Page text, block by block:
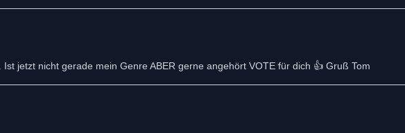
jetzt nicht gerade mein Genre ABER gerne angehört VOTE für dich 👍 Gruß Tom